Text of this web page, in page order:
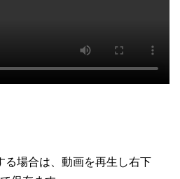
る場合は、動画を再生し右下